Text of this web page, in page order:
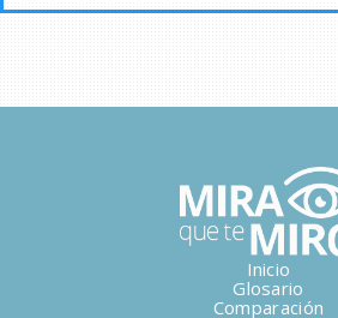
Inicio
Glosario
Comparación